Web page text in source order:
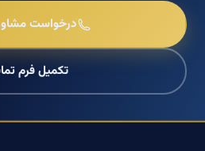
درخواست
تکمیل فرم